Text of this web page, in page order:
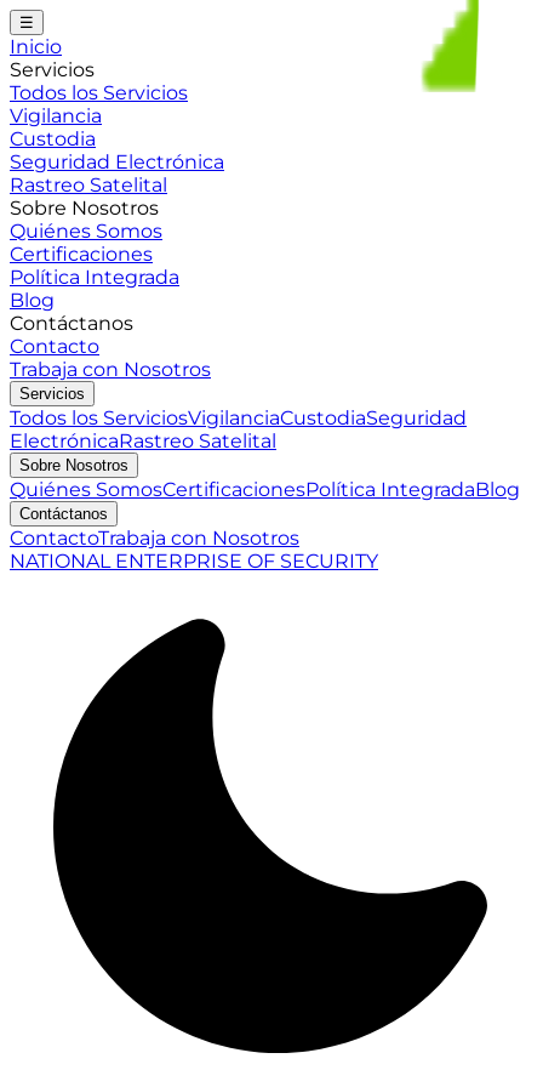
☰
Inicio
Servicios
Todos los Servicios
Vigilancia
Custodia
Seguridad Electrónica
Rastreo Satelital
Sobre Nosotros
Quiénes Somos
Certificaciones
Política Integrada
Blog
Contáctanos
Contacto
Trabaja con Nosotros
Servicios
Todos los ServiciosVigilanciaCustodiaSeguridad
ElectrónicaRastreo Satelital
Sobre Nosotros
Quiénes SomosCertificacionesPolítica IntegradaBlog
Contáctanos
ContactoTrabaja con Nosotros
NATIONAL ENTERPRISE OF SECURITY